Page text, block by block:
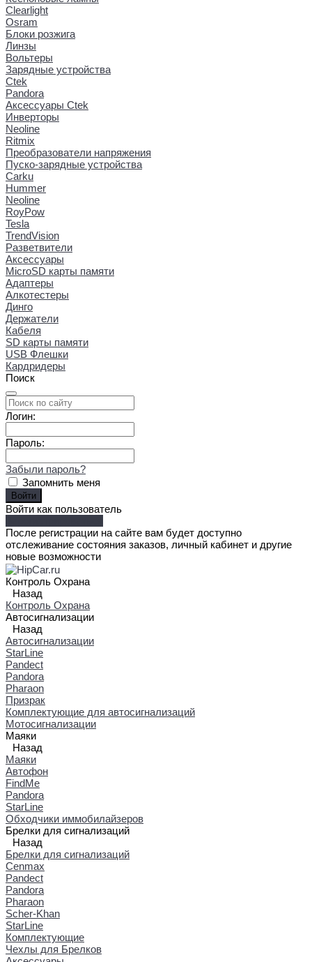
Clearlight
Osram
Блоки розжига
Линзы
Вольтеры
Зарядные устройства
Ctek
Pandora
Аксессуары Ctek
Инверторы
Neoline
Ritmix
Преобразователи напряжения
Пуско-зарядные устройства
Carku
Hummer
Neoline
RoyPow
Tesla
TrendVision
Разветвители
Аксессуары
MicroSD карты памяти
Адаптеры
Алкотестеры
Динго
Держатели
Кабеля
SD карты памяти
USB Флешки
Кардридеры
Поиск
Логин:
Пароль:
Забыли пароль?
Запомнить меня
Войти как пользователь
После регистрации на сайте вам будет доступно
отслеживание состояния заказов, личный кабинет и другие
новые возможности
Контроль Охрана
Назад
Контроль Охрана
Автосигнализации
Назад
Автосигнализации
StarLine
Pandect
Pandora
Pharaon
Призрак
Комплектующие для автосигнализаций
Мотосигнализации
Маяки
Назад
Маяки
Автофон
FindMe
Pandora
StarLine
Обходчики иммобилайзеров
Брелки для сигнализаций
Назад
Брелки для сигнализаций
Cenmax
Pandect
Pandora
Pharaon
Scher-Khan
StarLine
Комплектующие
Чехлы для Брелков